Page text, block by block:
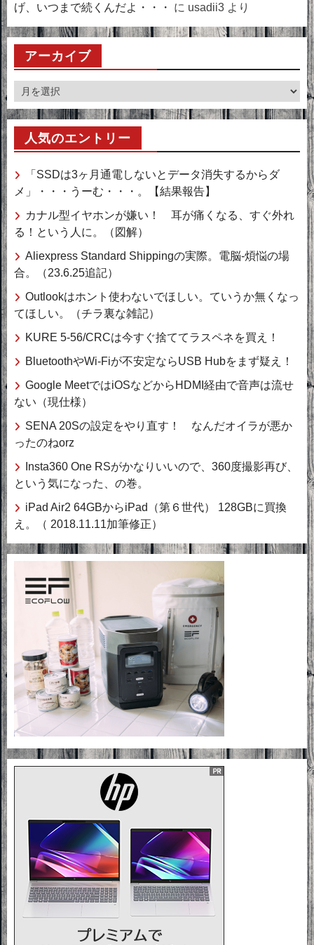
げ、いつまで続くんだよ・・・ に usadii3 より
アーカイブ
ア
ー
カ
ブ
人気のエントリー
「SSDは3ヶ月通電しないとデータ消失するからダ
メ」・・・うーむ・・・。【結果報告】
カナル型イヤホンが嫌い！ 耳が痛くなる、すぐ外れ
る！という人に。（図解）
Aliexpress Standard Shippingの実際。電脳-煩悩の場
合。（23.6.25追記）
Outlookはホント使わないでほしい。ていうか無くなっ
てほしい。（チラ裏な雑記）
KURE 5-56/CRCは今すぐ捨ててラスペネを買え！
BluetoothやWi-Fiが不安定ならUSB Hubをまず疑え！
Google MeetではiOSなどからHDMI経由で音声は流せ
ない（現仕様）
SENA 20Sの設定をやり直す！ なんだオイラが悪か
ったのねorz
Insta360 One RSがかなりいいので、360度撮影再び、
という気になった、の巻。
iPad Air2 64GBからiPad（第６世代） 128GBに買換
え。（ 2018.11.11加筆修正）